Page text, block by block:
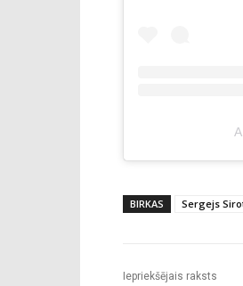
BIRKAS Sergejs
Iepriekšējais raksts